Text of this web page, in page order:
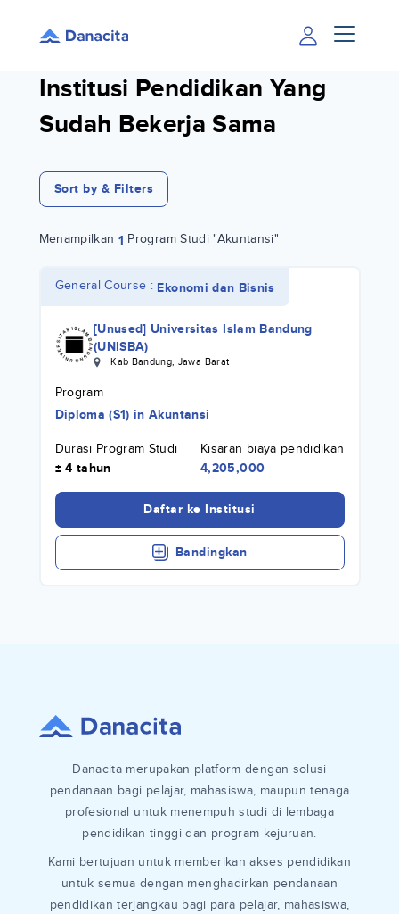
Institusi Pendidikan Yang
Sudah Bekerja Sama
Sort by & Filters
Menampilkan 1 Program Studi "Akuntansi"
General Course : Ekonomi dan Bisnis
[Unused] Universitas Islam Bandung
(UNISBA)
Kab Bandung, Jawa Barat
Program
Diploma (S1) in Akuntansi
Durasi Program Studi
± 4 tahun
Kisaran biaya pendidikan
4,205,000
Daftar ke Institusi
Bandingkan
Danacita merupakan platform dengan solusi
pendanaan bagi pelajar, mahasiswa, maupun tenaga
profesional untuk menempuh studi di lembaga
pendidikan tinggi dan program kejuruan.
Kami bertujuan untuk memberikan akses pendidikan
untuk semua dengan menghadirkan pendanaan
pendidikan terjangkau bagi para pelajar, mahasiswa,